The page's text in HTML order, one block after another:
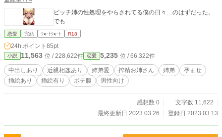
ビッチ姉の性処理をやらされてる僕の日々…のはずだった。
でも…
恋愛 完結 ｼｮｰﾄｼｮｰﾄ R18
24h.ポイント 85pt
小説 11,563 位 / 228,622件 恋愛 5,235 位 / 66,322件
中出しあり 近親相姦あり 姉弟愛 搾精お姉さん 姉弟
孕ませ
挿絵あり
挿絵有り ボテ腹 男性向け
感想数 0
文字数 11,622
最終更新日 2023.03.26
登録日 2023.03.13